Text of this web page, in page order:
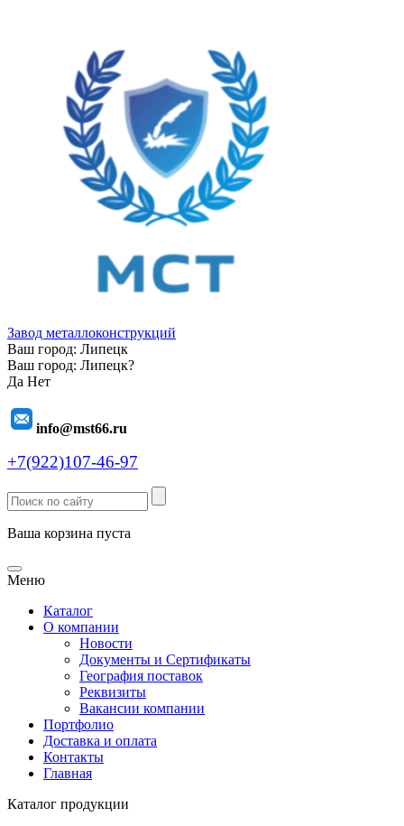
Завод металлоконструкций
Ваш город: Липецк
Ваш город: Липецк?
Да Нет
info@mst66.ru
+7(922)107-46-97
Ваша корзина пуста
Меню
Каталог
О компании
Новости
Документы и Сертификаты
География поставок
Реквизиты
Вакансии компании
Портфолио
Доставка и оплата
Контакты
Главная
Каталог продукции